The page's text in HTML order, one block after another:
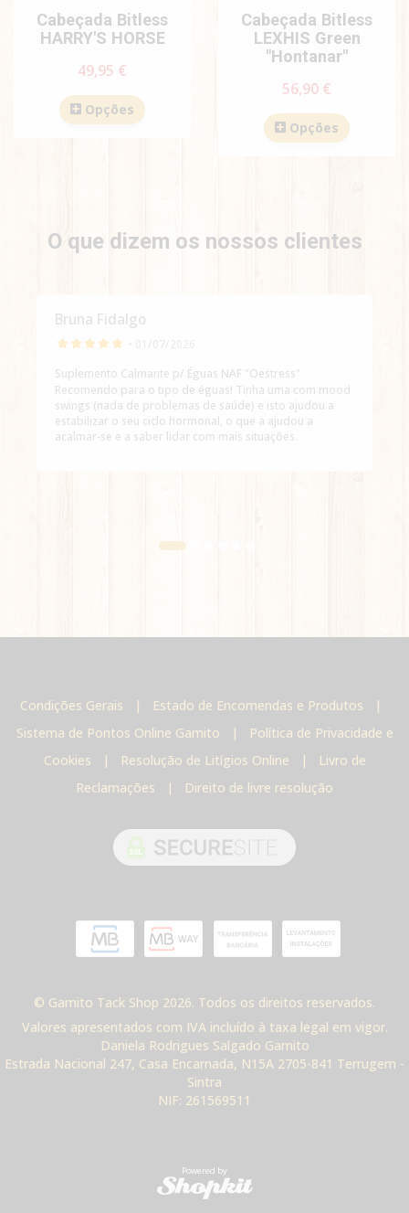
Cabeçada Bitless
HARRY'S HORSE
49,95 €
Opções
Cabeçada Bitless
LEXHIS Green
"Hontanar"
56,90 €
Opções
O que dizem os nossos clientes
Bruna Fidalgo
Suplemento Calmante p/ Éguas NAF "Oestress"
Recomendo para o tipo de éguas! Tinha uma com mood
swings (nada de problemas de saúde) e isto ajudou a
estabilizar o seu ciclo hormonal, o que a ajudou a
acalmar-se e a saber lidar com mais situações.
Condições Gerais | Estado de Encomendas e Produtos |
Sistema de Pontos Online Gamito |
Política de Privacidade e
Cookies | Resolução de Litígios Online |
Livro de
Reclamações | Direito de livre resolução
© Gamito Tack Shop 2026. Todos os direitos reservados.
Valores apresentados com IVA incluído à taxa legal em vigor.
Daniela Rodrigues Salgado Gamito
Estrada Nacional 247, Casa Encarnada, N15A 2705-841 Terrugem -
Sintra
NIF: 261569511
Powered by